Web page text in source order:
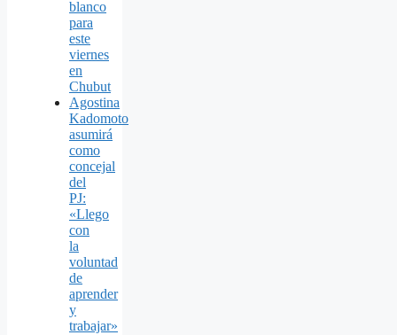
blanco
para
este
viernes
en
Chubut
Agostina
Kadomoto
asumirá
como
concejal
del
PJ:
«Llego
con
la
voluntad
de
aprender
y
trabajar»